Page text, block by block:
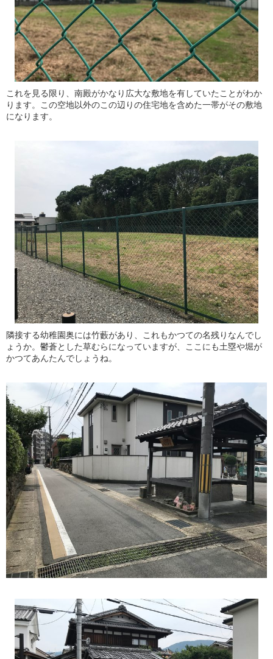
これを見る限り、南殿がかなり広大な敷地を有していたことがわか
ります。この空地以外のこの辺りの住宅地を含めた一帯がその敷地
になります。
隣接する幼稚園奥には竹藪があり、これもかつての名残りなんでし
ょうか。鬱蒼とした草むらになっていますが、ここにも土塁や堀が
かつてあんたんでしょうね。